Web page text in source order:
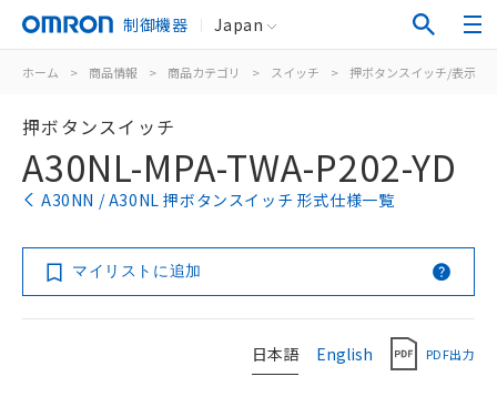
制御機器 Japan
ホーム > 商品情報 > 商品カテゴリ > スイッチ > 押ボタンスイッチ/表示灯
押ボタンスイッチ
A30NL-MPA-TWA-P202-YD
A30NN / A30NL 押ボタンスイッチ 形式仕様一覧
マイリストに追加
日本語 English PDF出力